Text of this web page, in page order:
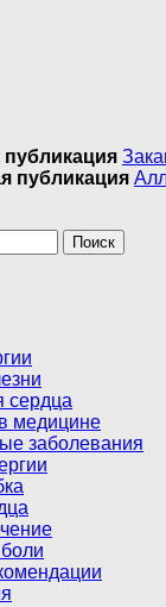
публикация
сердца
медицине
заболевания